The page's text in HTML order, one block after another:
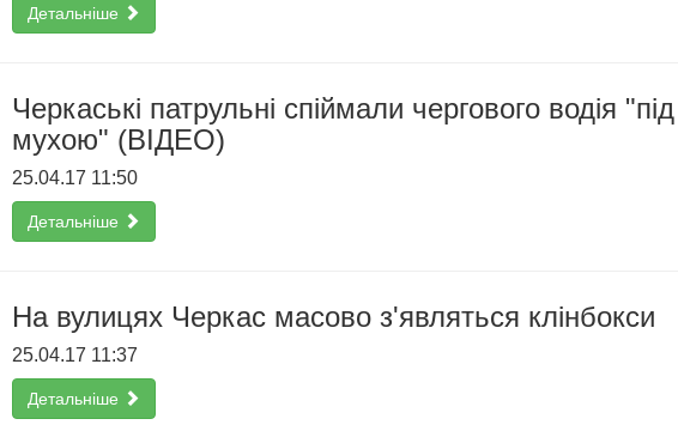
Детальніше
Черкаські патрульні спіймали чергового водія "під
мухою" (ВІДЕО)
25.04.17 11:50
Детальніше
На вулицях Черкас масово з'являться клінбокси
25.04.17 11:37
Детальніше